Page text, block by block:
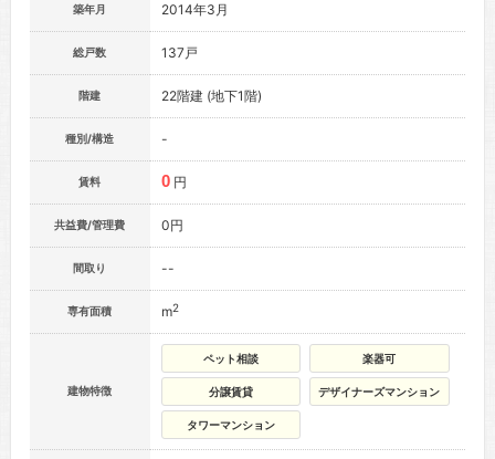
築年月 2014年3月
総戸数 137戸
階建 22階建 (地下1階)
種別/構造 -
賃料 0 円
共益費/管理費 0円
間取り --
専有面積 m2
建物特徴
ペット相談 楽器可
分譲賃貸 デザイナーズマンション
タワーマンション